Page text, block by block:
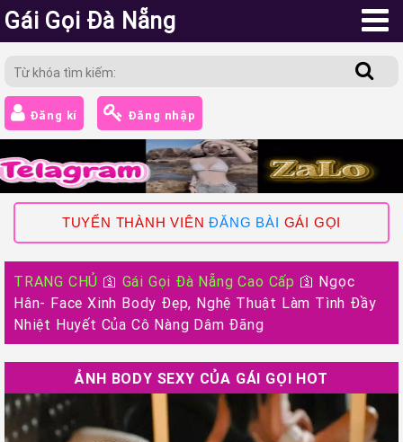
Gái Gọi Đà Nẵng
Đăng kí Đăng nhập
TUYỂN THÀNH VIÊNĐĂNG BÀI GÁI GỌI
TRANG CHỦ 🛐 Gái Gọi Đà Nẵng Cao Cấp 🛐 Ngọc
Hân- Face Xinh Body Đẹp, Nghệ Thuật Làm Tình Đầy
Nhiệt Huyết Của Cô Nàng Dâm Đãng
ẢNH BODY SEXY CỦA GÁI GỌI HOT